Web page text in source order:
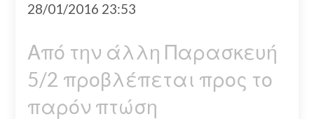
28/01/2016 23:53
Από την άλλη Παρασκευή
5/2 προβλέπεται προς το
παρόν πτώση